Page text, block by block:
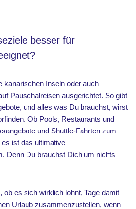
besser für
kanarischen Inseln oder auch
Pauschalreisen ausgerichtet. So gibt
und alles was Du brauchst, wirst
Ob Pools, Restaurants und
und Shuttle-Fahrten zum
ist das ultimative
Denn Du brauchst Dich um nichts
ob es sich wirklich lohnt, Tage damit
Urlaub zusammenzustellen, wenn